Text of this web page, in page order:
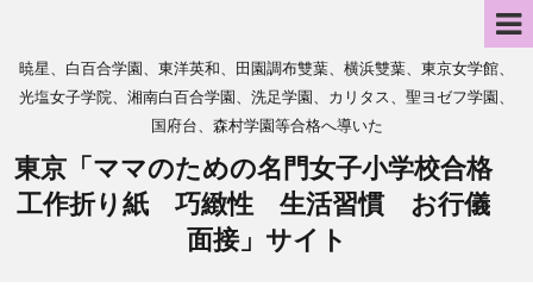
暁星、白百合学園、東洋英和、田園調布雙葉、横浜雙葉、東京女学館、
光塩女子学院、湘南白百合学園、洗足学園、カリタス、聖ヨゼフ学園、
国府台、森村学園等合格へ導いた
東京「ママのための名門女子小学校合格
工作折り紙 巧緻性 生活習慣 お行儀
面接」サイト